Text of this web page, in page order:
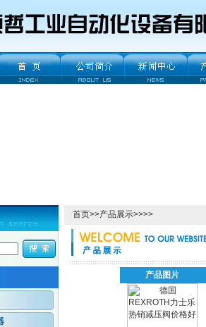
首页>>产品展示>>>>
产品图片